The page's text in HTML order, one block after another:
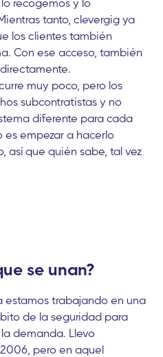
tanto, clevergig ya
los clientes también
Con ese acceso, también
muy poco, pero los
subcontratistas y no
diferente para cada
empezar a hacerlo
así que quién sabe, tal vez
se unan?
estamos trabajando en una
de la seguridad para
demanda. Llevo
pero en aquel